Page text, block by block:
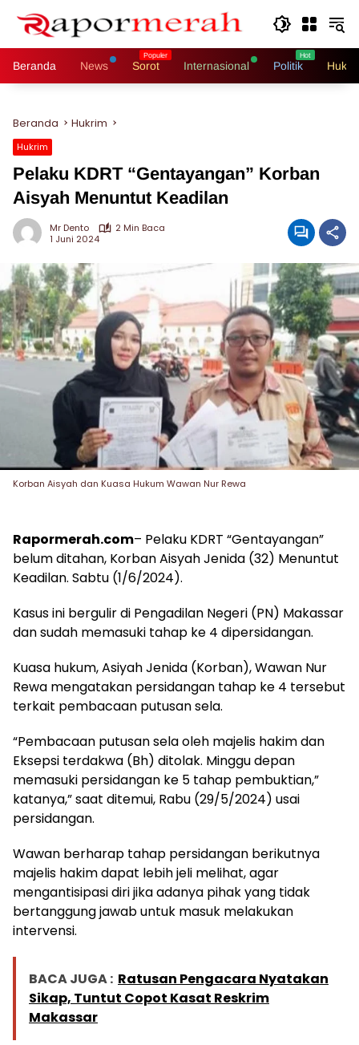
Beranda News Sorot Internasional Politik
Beranda Hukrim
Hukrim
Pelaku KDRT “Gentayangan” Korban
Aisyah Menuntut Keadilan
Mr Dento
2 Min Baca
1 Juni 2024
Korban Aisyah dan Kuasa Hukum Wawan Nur Rewa
Rapormerah.com– Pelaku KDRT “Gentayangan”
belum ditahan, Korban Aisyah Jenida (32) Menuntut
Keadilan. Sabtu (1/6/2024).
Kasus ini bergulir di Pengadilan Negeri (PN) Makassar
dan sudah memasuki tahap ke 4 dipersidangan.
Kuasa hukum, Asiyah Jenida (Korban), Wawan Nur
Rewa mengatakan persidangan tahap ke 4 tersebut
terkait pembacaan putusan sela.
“Pembacaan putusan sela oleh majelis hakim dan
Eksepsi terdakwa (Bh) ditolak. Minggu depan
memasuki persidangan ke 5 tahap pembuktian,”
katanya,” saat ditemui, Rabu (29/5/2024) usai
persidangan.
Wawan berharap tahap persidangan berikutnya
majelis hakim dapat lebih jeli melihat, agar
mengantisipasi diri jika adanya pihak yang tidak
bertanggung jawab untuk masuk melakukan
intervensi.
BACA JUGA : Ratusan Pengacara Nyatakan
Sikap, Tuntut Copot Kasat Reskrim
Makassar